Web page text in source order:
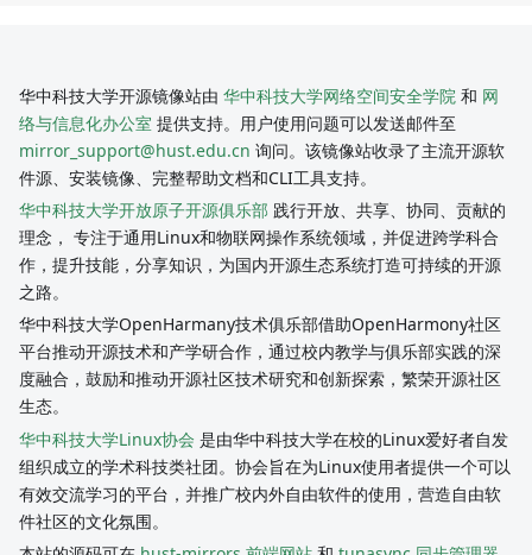
华中科技大学开源镜像站由 华中科技大学网络空间安全学院 和 网
络与信息化办公室 提供支持。用户使用问题可以发送邮件至
mirror_support@hust.edu.cn 询问。该镜像站收录了主流开源软
件源、安装镜像、完整帮助文档和CLI工具支持。
华中科技大学开放原子开源俱乐部 践行开放、共享、协同、贡献的
理念， 专注于通用Linux和物联网操作系统领域，并促进跨学科合
作，提升技能，分享知识，为国内开源生态系统打造可持续的开源
之路。
华中科技大学OpenHarmany技术俱乐部借助OpenHarmony社区
平台推动开源技术和产学研合作，通过校内教学与俱乐部实践的深
度融合，鼓励和推动开源社区技术研究和创新探索，繁荣开源社区
生态。
华中科技大学Linux协会 是由华中科技大学在校的Linux爱好者自发
组织成立的学术科技类社团。协会旨在为Linux使用者提供一个可以
有效交流学习的平台，并推广校内外自由软件的使用，营造自由软
件社区的文化氛围。